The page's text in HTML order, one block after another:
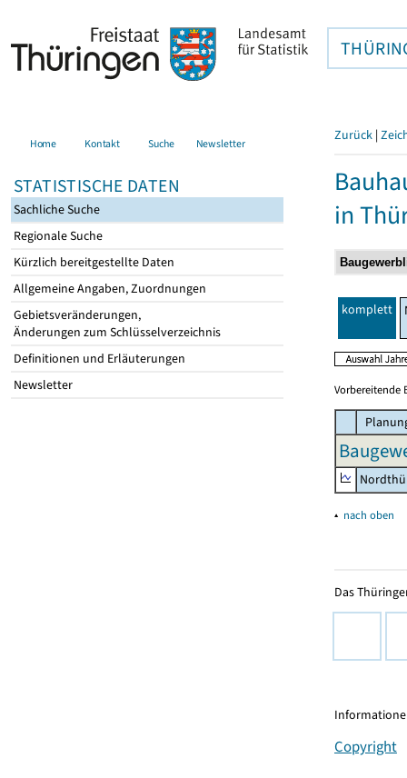
Home Kontakt Suche Newsletter
STATISTISCHE DATEN
Sachliche Suche
Regionale Suche
Kürzlich bereitgestellte Daten
Allgemeine Angaben, Zuordnungen
Gebietsveränderungen,
Änderungen zum Schlüsselverzeichnis
Definitionen und Erläuterungen
Newsletter
Zurück |
in
komplett
Vorbereitende
▴ nach oben
Das
Copyright